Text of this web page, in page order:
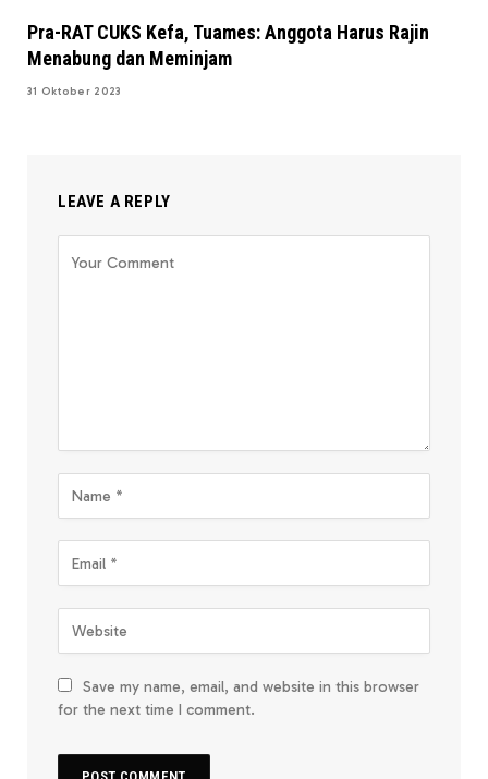
Pra-RAT CUKS Kefa, Tuames: Anggota Harus Rajin
Menabung dan Meminjam
31 Oktober 2023
LEAVE A REPLY
Save my name, email, and website in this browser
for the next time I comment.